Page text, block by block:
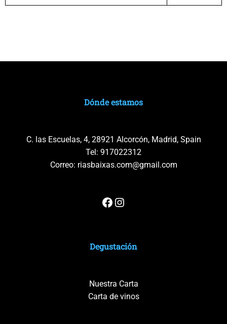
Dónde estamos
C. las Escuelas, 4, 28921 Alcorcón, Madrid, Spain
Tel: 917022312
Correo: riasbaixas.com@gmail.com
Degustación
Nuestra Carta
Carta de vinos